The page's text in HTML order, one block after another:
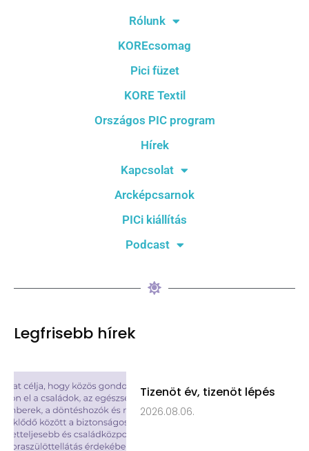
Rólunk
KOREcsomag
Pici füzet
KORE Textil
Országos PIC program
Hírek
Kapcsolat
Arcképcsarnok
PICi kiállítás
Podcast
Legfrisebb hírek
Tizenöt év, tizenöt lépés
2026.08.06.